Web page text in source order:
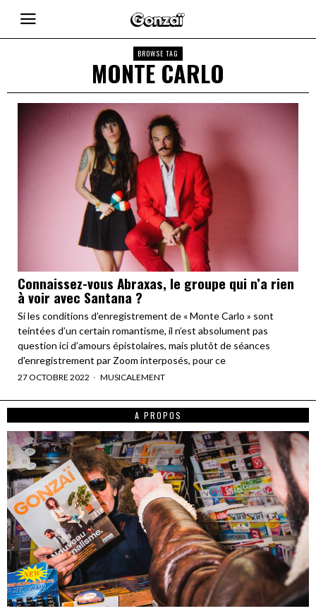
BROWSE TAG
MONTE CARLO
Connaissez-vous Abraxas, le groupe qui n’a rien
à voir avec Santana ?
Si les conditions d’enregistrement de « Monte Carlo » sont
teintées d’un certain romantisme, il n’est absolument pas
question ici d’amours épistolaires, mais plutôt de séances
d'enregistrement par Zoom interposés, pour ce
27 OCTOBRE 2022 MUSICALEMENT
A PROPOS